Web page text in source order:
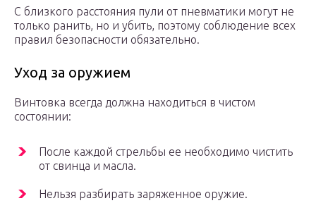
С близкого расстояния пули от пневматики могут не
только ранить, но и убить, поэтому соблюдение всех
правил безопасности обязательно.
Уход за оружием
Винтовка всегда должна находиться в чистом
состоянии:
После каждой стрельбы ее необходимо чистить
от свинца и масла.
Нельзя разбирать заряженное оружие.